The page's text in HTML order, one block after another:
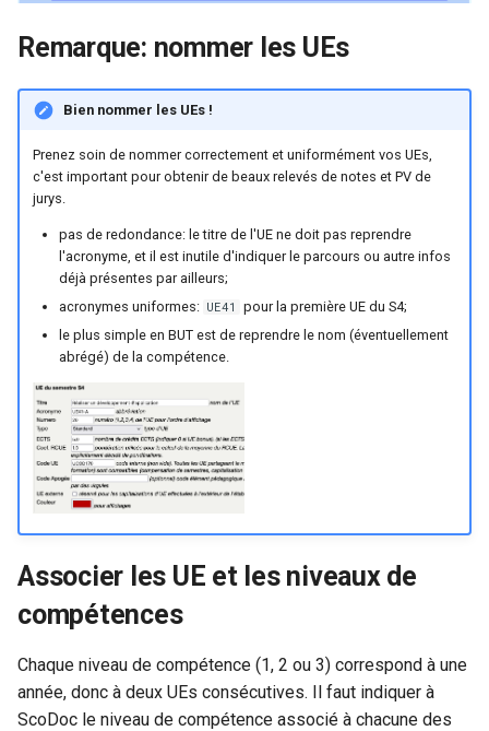
Remarque: nommer les UEs
Bien nommer les UEs !
Prenez soin de nommer correctement et uniformément vos UEs,
c'est important pour obtenir de beaux relevés de notes et PV de
jurys.
pas de redondance: le titre de l'UE ne doit pas reprendre
l'acronyme, et il est inutile d'indiquer le parcours ou autre infos
déjà présentes par ailleurs;
acronymes uniformes: UE41
pour la première UE du S4;
le plus simple en BUT est de reprendre le nom (éventuellement
abrégé) de la compétence.
Associer les UE et les niveaux de
compétences
Chaque niveau de compétence (1, 2 ou 3) correspond à une
année, donc à deux UEs consécutives. Il faut indiquer à
ScoDoc le niveau de compétence associé à chacune des